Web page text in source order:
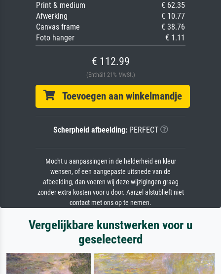
Print & medium
€ 62.35
Afwerking
€ 10.77
Canvas frame
€ 38.76
Foto hanger
€ 1.11
€ 112.99
(Enthält 21% MwSt.)
Toevoegen aan winkelmandje
Scherpheid afbeelding:PERFECT
Mocht u aanpassingen in de helderheid en kleur
wensen, of een aangepaste uitsnede van de
afbeelding, dan voeren wij deze wijzigingen graag
zonder extra kosten voor u door. Aarzel alstublieft niet
contact met ons op te nemen.
Vergelijkbare kunstwerken voor u
geselecteerd